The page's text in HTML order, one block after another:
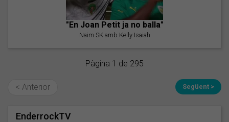
"En Joan Petit ja no balla"
Naim SK amb Kelly Isaiah
Pàgina 1 de 295
< Anterior Següent >
EnderrockTV